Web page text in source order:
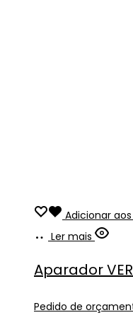
Adicionar
Ler mais
Aparador
Pedido de